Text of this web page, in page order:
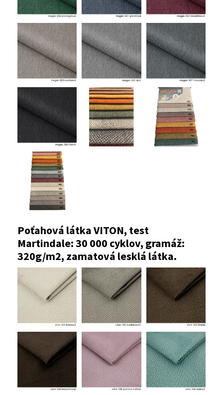
Poťahová látka VITON, test
Martindale: 30 000 cyklov, gramáž:
320g/m2, zamatová lesklá látka.